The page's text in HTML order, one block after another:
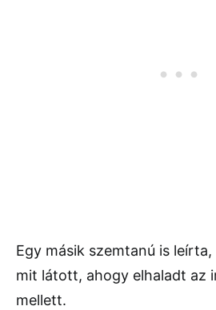
Egy másik szemtanú is
mit látott, ahogy elhaladt az
mellett.